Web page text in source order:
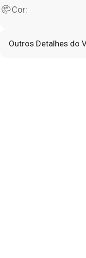
Cor:
Outros Detalhes do